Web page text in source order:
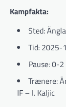
Kampfakta:
Sted:
Tid: 2025-
Pause: 0-2
Trænere:
IF – I. Kaljic